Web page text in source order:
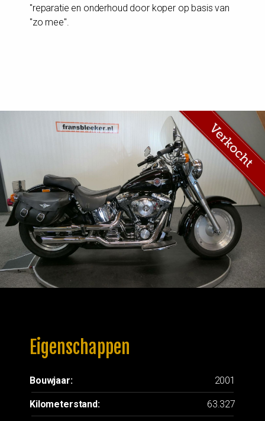
Eigenschappen
Bouwjaar: 2001
Kilometerstand: 63.327
"reparatie en onderhoud door koper op basis van
"zo mee".